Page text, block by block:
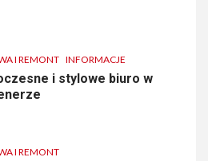
I REMONT INFORMACJE
i stylowe biuro w
I REMONT